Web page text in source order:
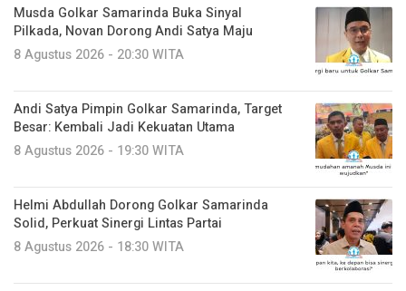
Musda Golkar Samarinda Buka Sinyal
Pilkada, Novan Dorong Andi Satya Maju
8 Agustus 2026 - 20:30 WITA
Andi Satya Pimpin Golkar Samarinda, Target
Besar: Kembali Jadi Kekuatan Utama
8 Agustus 2026 - 19:30 WITA
Helmi Abdullah Dorong Golkar Samarinda
Solid, Perkuat Sinergi Lintas Partai
8 Agustus 2026 - 18:30 WITA